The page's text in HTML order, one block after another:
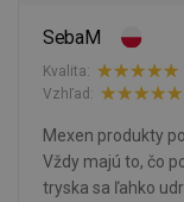
SebaM
Kvalita:
Vzhľad:
Mexen produkty
Vždy majú to, čo
tryska sa ľahko